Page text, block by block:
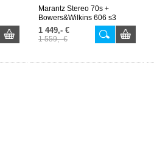
Marantz Stereo 70s +
Bowers&Wilkins 606 s3
1 449,- €
1 559,- €